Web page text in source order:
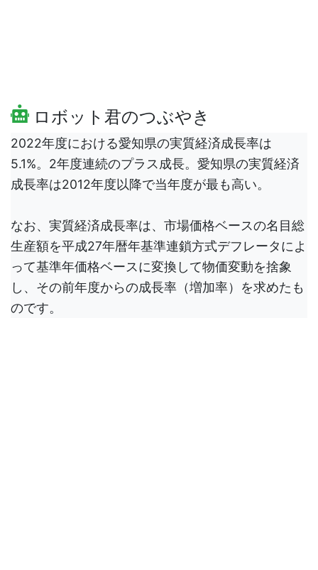
ロボット君のつぶやき
2022年度における愛知県の実質経済成長率は
5.1%。2年度連続のプラス成長。愛知県の実質経済
成長率は2012年度以降で当年度が最も高い。
なお、実質経済成長率は、市場価格ベースの名目総
生産額を平成27年暦年基準連鎖方式デフレータによ
って基準年価格ベースに変換して物価変動を捨象
し、その前年度からの成長率（増加率）を求めたも
のです。